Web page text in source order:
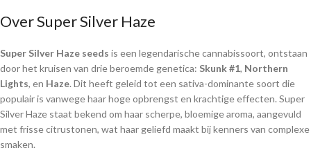
Over Super Silver Haze
Super Silver Haze seeds is een legendarische cannabissoort, ontstaan
door het kruisen van drie beroemde genetica: Skunk #1, Northern
Lights, en Haze. Dit heeft geleid tot een sativa-dominante soort die
populair is vanwege haar hoge opbrengst en krachtige effecten. Super
Silver Haze staat bekend om haar scherpe, bloemige aroma, aangevuld
met frisse citrustonen, wat haar geliefd maakt bij kenners van complexe
smaken.